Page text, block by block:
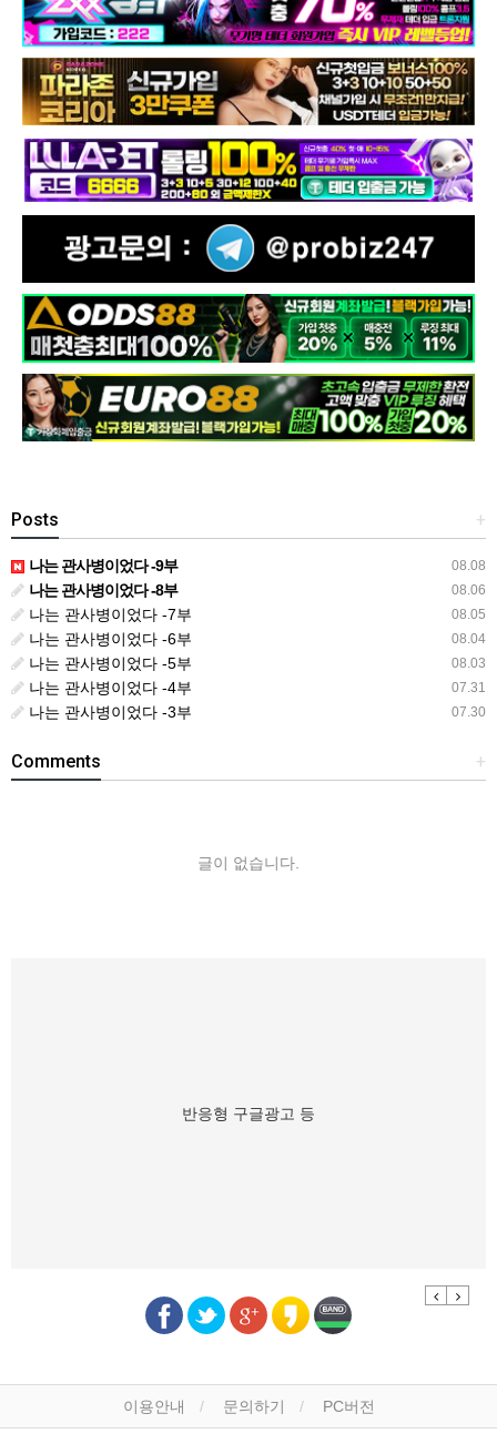
+
Posts
08.08
나는 관사병이었다 -9부
08.06
나는 관사병이었다 -8부
08.05
나는 관사병이었다 -7부
08.04
나는 관사병이었다 -6부
08.03
나는 관사병이었다 -5부
07.31
나는 관사병이었다 -4부
07.30
나는 관사병이었다 -3부
+
Comments
글이 없습니다.
반응형 구글광고 등
Previous
Next
이용안내 문의하기 PC버전